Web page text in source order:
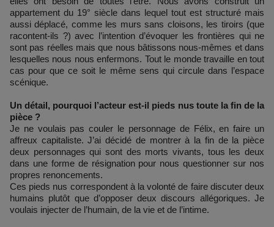
appartement du 19° siècle dans lequel tout est structuré mais
aussi déplacé, comme les murs sans cloisons, les tiroirs (que
racontent-ils ?) avec l’intention d’évoquer les frontières qui ne
sont pas réelles mais que nous bâtissons nous-mêmes et dans
lesquelles nous nous enfermons. Tout le monde travaille en tout
cas pour que ce soit le même sens qui circule dans l’espace
scénique.
Un détail, pourquoi l’acteur est-il pieds nus toute la fin de la
pièce ?
Je ne voulais pas couler le personnage de Félix, en faire un
affreux capitaliste. J’ai décidé de montrer à la fin de la pièce
deux personnages qui sont des morts vivants, tous les deux
dans une forme de résignation pour nous questionner sur nos
propres renoncements.
Ces pieds nus correspondent à la volonté de faire discuter deux
humains plutôt que d’opposer deux discours allégoriques. Je
voulais injecter de l’humain, de la vie et de l’intime.